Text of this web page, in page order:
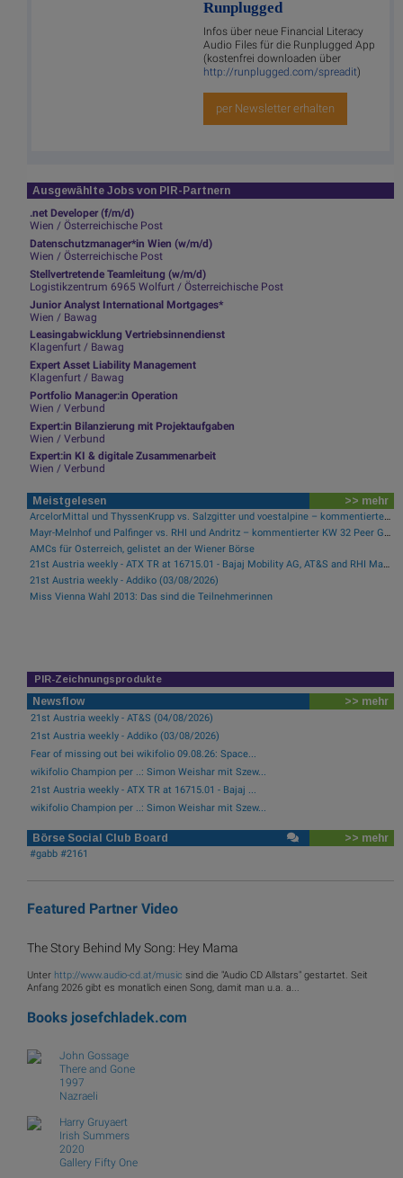
Runplugged
Infos über neue Financial Literacy
Audio Files für die Runplugged App
(kostenfrei downloaden über
http://runplugged.com/spreadit)
per Newsletter erhalten
Ausgewählte Jobs von PIR-Partnern
.net Developer (f/m/d)
Wien / Österreichische Post
Datenschutzmanager*in Wien (w/m/d)
Wien / Österreichische Post
Stellvertretende Teamleitung (w/m/d)
Logistikzentrum 6965 Wolfurt / Österreichische Post
Junior Analyst International Mortgages*
Wien / Bawag
Leasingabwicklung Vertriebsinnendienst
Klagenfurt / Bawag
Expert Asset Liability Management
Klagenfurt / Bawag
Portfolio Manager:in Operation
Wien / Verbund
Expert:in Bilanzierung mit Projektaufgaben
Wien / Verbund
Expert:in KI & digitale Zusammenarbeit
Wien / Verbund
Meistgelesen >> mehr
ArcelorMittal und ThyssenKrupp vs. Salzgitter und voestalpine – kommentierter KW 32 Peer Group Watch Stahl
Mayr-Melnhof und Palfinger vs. RHI und Andritz – kommentierter KW 32 Peer Group Watch Zykliker Österreich
AMCs für Österreich, gelistet an der Wiener Börse
21st Austria weekly - ATX TR at 16715.01 - Bajaj Mobility AG, AT&S and RHI Magnesita best-performing, Österreichische Post with weakest performance (08/08/2026)
21st Austria weekly - Addiko (03/08/2026)
Miss Vienna Wahl 2013: Das sind die Teilnehmerinnen
PIR-Zeichnungsprodukte
Newsflow >> mehr
21st Austria weekly - AT&S (04/08/2026)
21st Austria weekly - Addiko (03/08/2026)
Fear of missing out bei wikifolio 09.08.26: Space...
wikifolio Champion per ..: Simon Weishar mit Szew...
21st Austria weekly - ATX TR at 16715.01 - Bajaj ...
wikifolio Champion per ..: Simon Weishar mit Szew...
Börse Social Club Board >> mehr
#gabb #2161
Featured Partner Video
The Story Behind My Song: Hey Mama
Unter http://www.audio-cd.at/music sind die "Audio CD Allstars" gestartet. Seit
Anfang 2026 gibt es monatlich einen Song, damit man u.a. a...
Books josefchladek.com
John Gossage
There and Gone
1997
Nazraeli
Harry Gruyaert
Irish Summers
2020
Gallery Fifty One